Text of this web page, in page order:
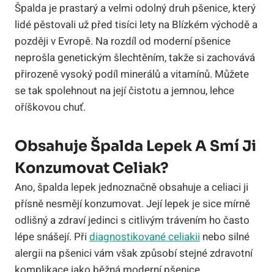
Špalda je prastarý a velmi odolný druh pšenice, který
lidé pěstovali už před tisíci lety na Blízkém východě a
později v Evropě. Na rozdíl od moderní pšenice
neprošla genetickým šlechtěním, takže si zachovává
přirozeně vysoký podíl minerálů a vitamínů. Můžete
se tak spolehnout na její čistotu a jemnou, lehce
oříškovou chuť.
Obsahuje Špalda Lepek A Smí Ji
Konzumovat Celiak?
Ano, špalda lepek jednoznačně obsahuje a celiaci ji
přísně nesmějí konzumovat. Její lepek je sice mírně
odlišný a zdraví jedinci s citlivým trávením ho často
lépe snášejí. Při diagnostikované celiakii nebo silné
alergii na pšenici vám však způsobí stejné zdravotní